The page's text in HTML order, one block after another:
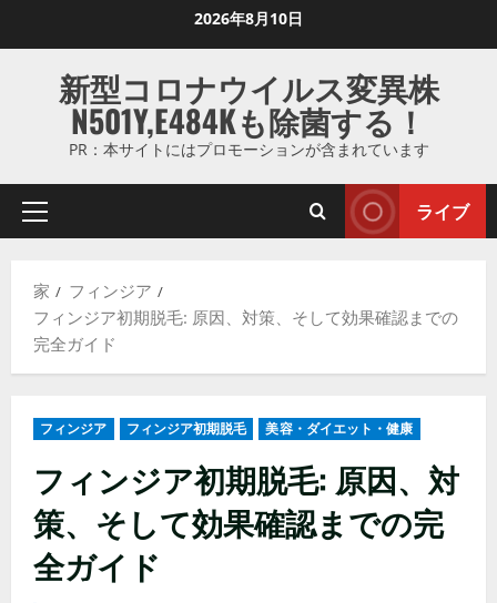
ス
ッ
2026年8月10日
新型コロナウイルス変異株
N501Y,E484Kも除菌する！
PR：本サイトにはプロモーションが含まれています
プ
マ
リ
メ
ー
ライブ
家
フィンジア
フィンジア初期脱毛: 原因、対策、そして効果確認までの
完全ガイド
フィンジア フィンジア初期脱毛 美容・ダイエット・健康
フィンジア初期脱毛: 原因、対
策、そして効果確認までの完
全ガイド